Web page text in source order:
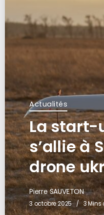
Actualités
La start-
s’allie à
drone
Pierre SAUVETON
3 octobre 2025 3 Mins